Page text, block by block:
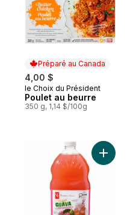
Préparé au Canada
4,00 $
Préparé au Canada
le Choix du Président
Poulet au beurre
350 g, 1,14 $/100g